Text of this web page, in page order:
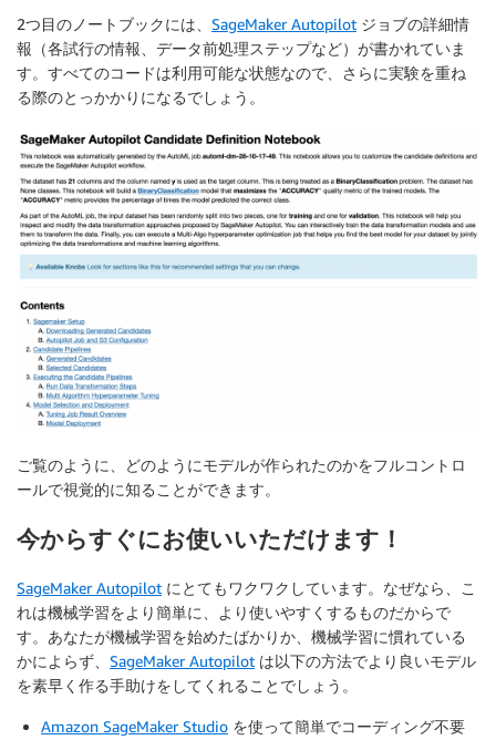
2つ目のノートブックには、 SageMaker Autopilot ジョブの詳細情
報（各試行の情報、データ前処理ステップなど）が書かれていま
す。すべてのコードは利用可能な状態なので、さらに実験を重ね
る際のとっかかりになるでしょう。
ご覧のように、どのようにモデルが作られたのかをフルコントロ
ールで視覚的に知ることができます。
今からすぐにお使いいただけます！
SageMaker Autopilot にとてもワクワクしています。なぜなら、こ
れは機械学習をより簡単に、より使いやすくするものだからで
す。あなたが機械学習を始めたばかりか、機械学習に慣れている
かによらず、 SageMaker Autopilot は以下の方法でより良いモデル
を素早く作る手助けをしてくれることでしょう。
Amazon SageMaker Studio を使って簡単でコーディング不要